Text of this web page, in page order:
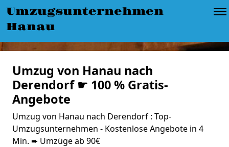
Umzugsunternehmen
Hanau
Umzug von Hanau nach
Derendorf ☛ 100 % Gratis-
Angebote
Umzug von Hanau nach Derendorf : Top-
Umzugsunternehmen - Kostenlose Angebote in 4
Min. ➨ Umzüge ab 90€